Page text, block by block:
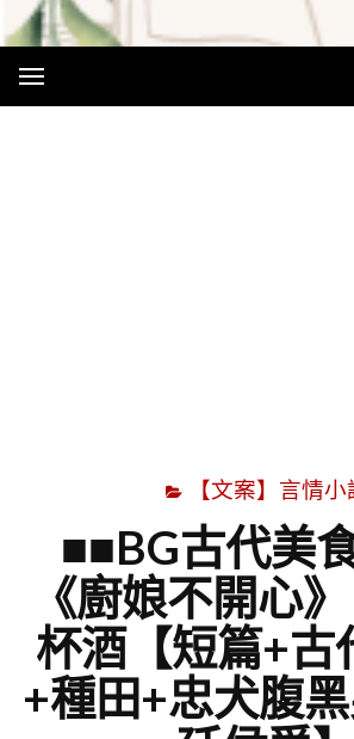
【文案】言情小
■■BG古代美
《廚娘不開心
杯酒【短篇+古
+種田+忠犬腹